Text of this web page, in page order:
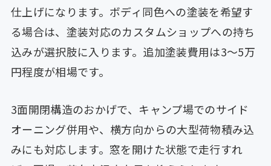
仕上げになります。ボディ同色への塗装を希望す
る場合は、塗装対応のカスタムショップへの持ち
込みが選択肢に入ります。追加塗装費用は3〜5万
円程度が相場です。
3面開閉構造のおかげで、キャンプ場でのサイド
オーニング併用や、横方向からの大型荷物積み込
みにも対応します。窓を開けた状態で走行すれ